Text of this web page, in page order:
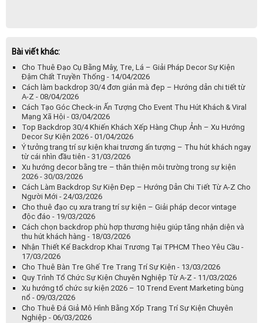
Bài viết khác:
Cho Thuê Đạo Cụ Bằng Mây, Tre, Lá – Giải Pháp Decor Sự Kiện
Đậm Chất Truyền Thống - 14/04/2026
Cách làm backdrop 30/4 đơn giản mà đẹp – Hướng dẫn chi tiết từ
A-Z - 08/04/2026
Cách Tạo Góc Check-in Ấn Tượng Cho Event Thu Hút Khách & Viral
Mạng Xã Hội - 03/04/2026
Top Backdrop 30/4 Khiến Khách Xếp Hàng Chụp Ảnh – Xu Hướng
Decor Sự Kiện 2026 - 01/04/2026
Ý tưởng trang trí sự kiện khai trương ấn tượng – Thu hút khách ngay
từ cái nhìn đầu tiên - 31/03/2026
Xu hướng decor bằng tre – thân thiện môi trường trong sự kiện
2026 - 30/03/2026
Cách Làm Backdrop Sự Kiện Đẹp – Hướng Dẫn Chi Tiết Từ A-Z Cho
Người Mới - 24/03/2026
Cho thuê đạo cụ xưa trang trí sự kiện – Giải pháp decor vintage
độc đáo - 19/03/2026
Cách chọn backdrop phù hợp thương hiệu giúp tăng nhận diện và
thu hút khách hàng - 18/03/2026
Nhận Thiết Kế Backdrop Khai Trương Tại TPHCM Theo Yêu Cầu -
17/03/2026
Cho Thuê Bàn Tre Ghế Tre Trang Trí Sự Kiện - 13/03/2026
Quy Trình Tổ Chức Sự Kiện Chuyên Nghiệp Từ A-Z - 11/03/2026
Xu hướng tổ chức sự kiện 2026 – 10 Trend Event Marketing bùng
nổ - 09/03/2026
Cho Thuê Đá Giả Mô Hình Bằng Xốp Trang Trí Sự Kiện Chuyên
Nghiệp - 06/03/2026